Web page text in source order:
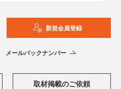
新規会員登録
メールバックナンバー
取材掲載のご依頼